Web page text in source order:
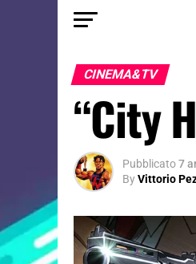
CINEMA&TV
“City
Pubblicato7
ByVittorio